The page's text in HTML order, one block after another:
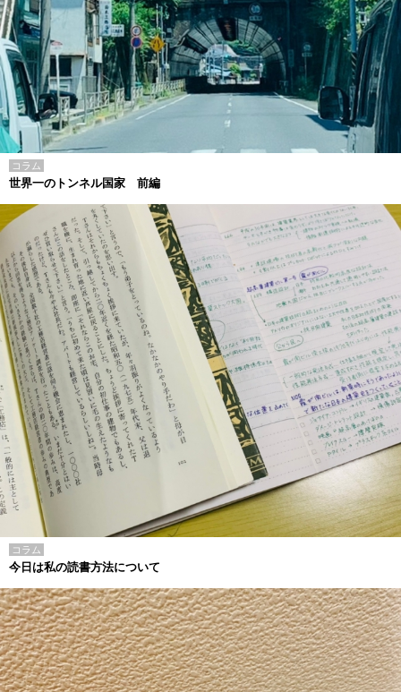
コラム
世界一のトンネル国家 前編
コラム
今日は私の読書方法について